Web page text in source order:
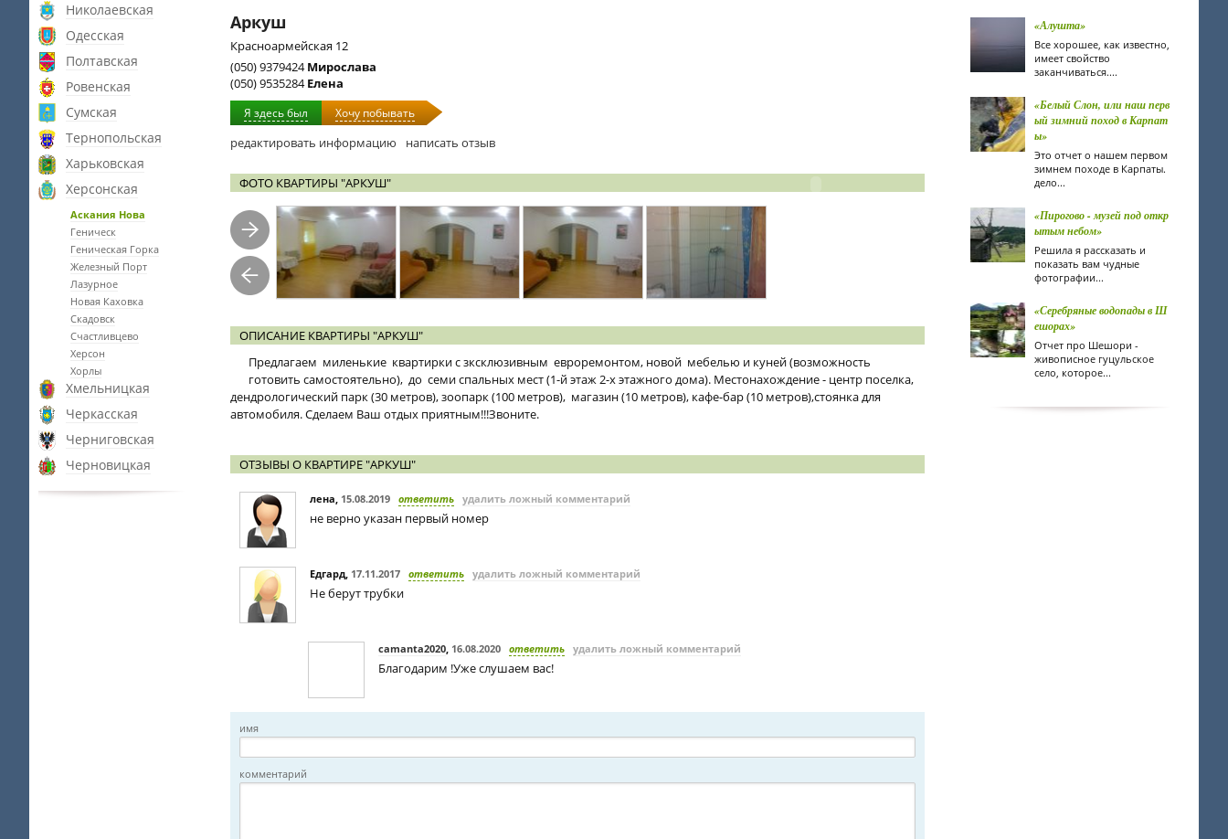
Николаевская
Одесская
Полтавская
Ровенская
Сумская
Тернопольская
Харьковская
Херсонская
Аскания Нова
Геническ
Геническая Горка
Железный Порт
Лазурное
Новая Каховка
Скадовск
Счастливцево
Херсон
Хорлы
Хмельницкая
Черкасская
Черниговская
Черновицкая
Аркуш
Красноармейская 12
(050) 9379424Мирослава
(050) 9535284Елена
Я здесь был Хочу побывать
редактировать информацию написать отзыв
ФОТО КВАРТИРЫ "АРКУШ"
ОПИСАНИЕ КВАРТИРЫ "АРКУШ"
Предлагаем миленькие квартирки с зксклюзивным евроремонтом, новой мебелью и куней (возможность
готовить самостоятельно), до семи спальных мест (1-й этаж 2-х этажного дома). Местонахождение - центр поселка,
дендрологический парк (30 метров), зоопарк (100 метров), магазин (10 метров), кафе-бар (10 метров),стоянка для
автомобиля. Сделаем Ваш отдых приятным!!!Звоните.
ОТЗЫВЫ О КВАРТИРЕ "АРКУШ"
лена, 15.08.2019 ответить удалить ложный комментарий
не верно указан первый номер
Едгард, 17.11.2017 ответить удалить ложный комментарий
Не берут трубки
camanta2020, 16.08.2020 ответить удалить ложный комментарий
Благодарим !Уже слушаем вас!
имя
комментарий
«Алушта»
Все хорошее, как известно,
имеет свойство
заканчиваться....
«Белый Слон, или наш перв
ый зимний поход в Карпат
ы»
Это отчет о нашем первом
зимнем походе в Карпаты.
дело...
«Пирогово - музей под откр
ытым небом»
Решила я рассказать и
показать вам чудные
фотографии...
«Серебряные водопады в Ш
ешорах»
Отчет про Шешори -
живописное гуцульское
село, которое...